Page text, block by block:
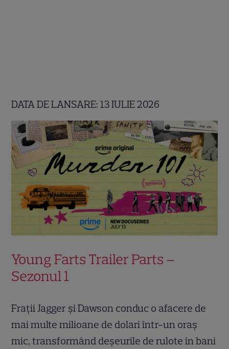
DATA DE LANSARE: 13 IULIE 2026
Young Farts Trailer Parts –
Sezonul 1
Frații Jagger și Dawson conduc o afacere de
mai multe milioane de dolari într-un oraș
mic, transformând deșeurile de rulote în bani